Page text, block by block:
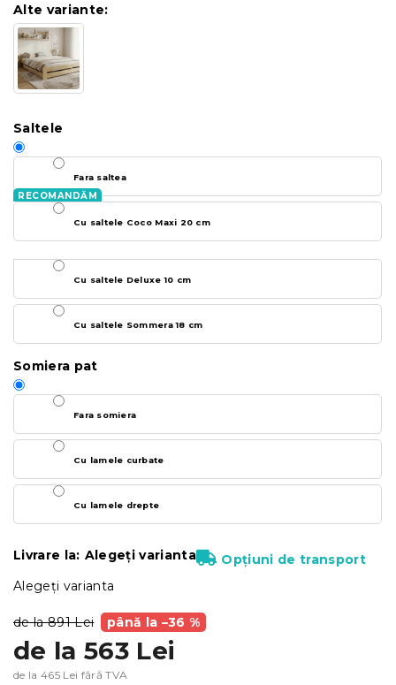
de la 891 Lei până la –36 %
de la 563 Lei
de la465 Lei fără TVA
Alegeţi varianta
Alte variante:
Saltele
Fara saltea
Cu saltele Coco Maxi 20 cm
Cu saltele Deluxe 10 cm
Cu saltele Sommera 18 cm
Somiera pat
Fara somiera
Cu lamele curbate
Cu lamele drepte
Livrare la: Alegeţi varianta Opțiuni de transport